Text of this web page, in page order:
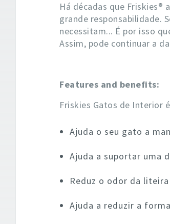
Há décadas que
grande responsabilidade.
necessitam... É por isso
Assim, pode continuar a
Features and benefits:
Friskies Gatos de Interior
Ajuda o seu gato a
Ajuda a suportar uma
Reduz o odor da
Ajuda a reduzir a